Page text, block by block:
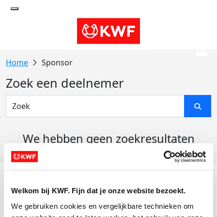
Welkom bij KWF. Fijn dat je onze website bezoekt.
We gebruiken cookies en vergelijkbare technieken om
Sponsor
Zoek een deelnemer
We hebben geen zoekresultaten
Actiematerialen
Evenementen